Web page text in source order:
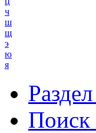
ч
ш
щ
э
ю
я